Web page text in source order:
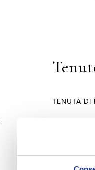
TENUTA DI
TENUTA LA